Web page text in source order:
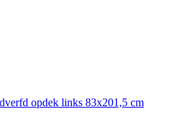
opdek links 83x201,5 cm